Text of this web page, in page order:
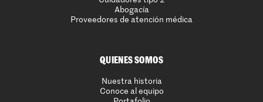
Abogacía
Proveedores de atención médica
QUIENES SOMOS
Nuestra historia
Conoce al equipo